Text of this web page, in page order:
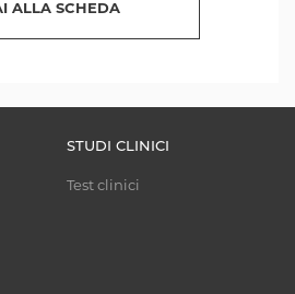
ALLA SCHEDA
STUDI CLINICI
Test clinici